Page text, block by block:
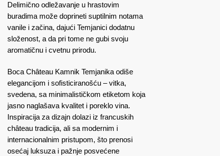
Delimično odležavanje u hrastovim
buradima može doprineti suptilnim notama
vanile i začina, dajući Temjanici dodatnu
složenost, a da pri tome ne gubi svoju
aromatičnu i cvetnu prirodu.
Boca Château Kamnik Temjanika odiše
elegancijom i sofisticiranošću – vitka,
svedena, sa minimalističkom etiketom koja
jasno naglašava kvalitet i poreklo vina.
Inspiracija za dizajn dolazi iz francuskih
château tradicija, ali sa modernim i
internacionalnim pristupom, što prenosi
osećaj luksuza i pažnje posvećene